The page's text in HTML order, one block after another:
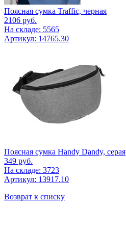
Поясная сумка Traffic, черная
2106 руб.
На складе: 5565
Артикул: 14765.30
Поясная сумка Handy Dandy, серая
349 руб.
На складе: 3723
Артикул: 13917.10
Возврат к списку